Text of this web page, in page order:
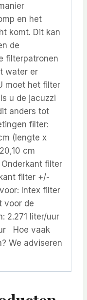
en het
komt. Dit kan
de
filterpatronen
water er
moet het filter
u de jacuzzi
anders tot
filter:
(lengte x
cm
filter
filter +/-
Intex filter
voor de
2.271 liter/uur
Hoe vaak
We adviseren